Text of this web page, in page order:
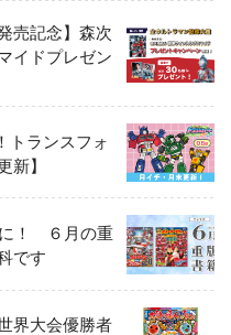
売記念】森次
イドプレゼン
トランスフォ
新】
！ ６月の重
です
界大会優勝者